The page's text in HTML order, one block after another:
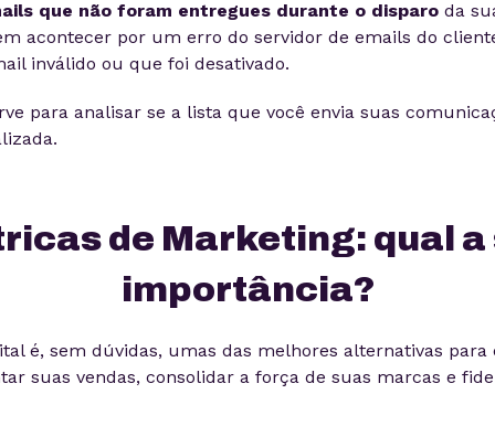
que não foram entregues durante o disparo da
acontecer por um erro do servidor de emails do
inválido ou que foi desativado.
para analisar se a lista que você envia suas
de Marketing: qual a
importância?
é, sem dúvidas, umas das melhores alternativas para
suas vendas, consolidar a força de suas marcas e